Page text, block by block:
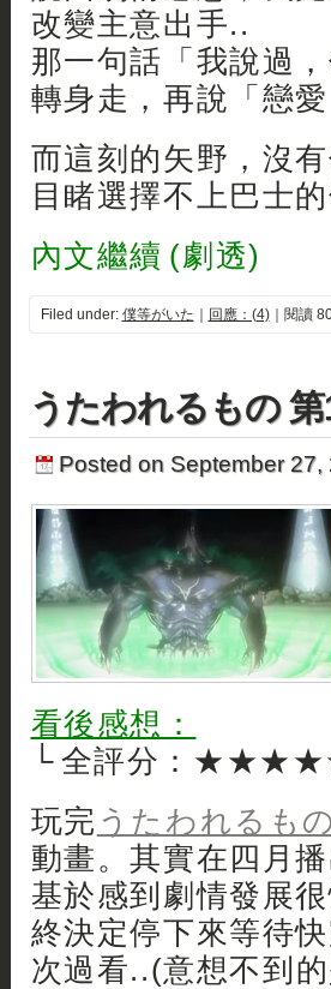
改變主意出手..
那一句話「我說過
轉身走，再說「戀
而這刻的矢野，沒
目睹選擇不上巴士
內文繼續 (劇透)
Filed under: 僕等がいた 回應：(4)｜閱讀
うたわれるもの
Posted on September 27,
看後感想：
└ 全評分：
玩完 うたわれるも
動畫。其實在四月
基於感到劇情發展
終決定停下來等待
次過看..(意想不到